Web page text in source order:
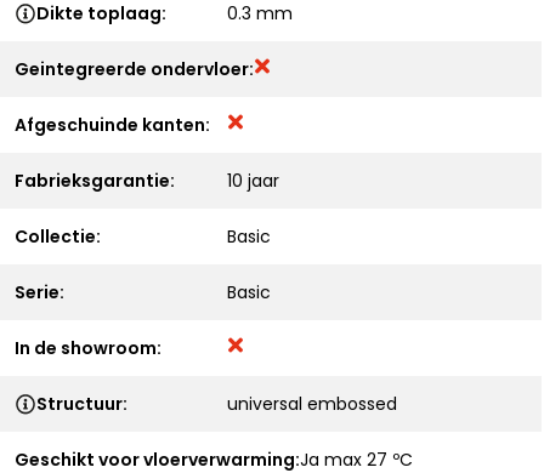
Dikte toplaag: 0.3 mm
Geintegreerde ondervloer:
Afgeschuinde kanten:
Fabrieksgarantie: 10 jaar
Collectie: Basic
Serie: Basic
In de showroom:
Structuur: universal embossed
Geschikt voor vloerverwarming:Ja max 27 ºC